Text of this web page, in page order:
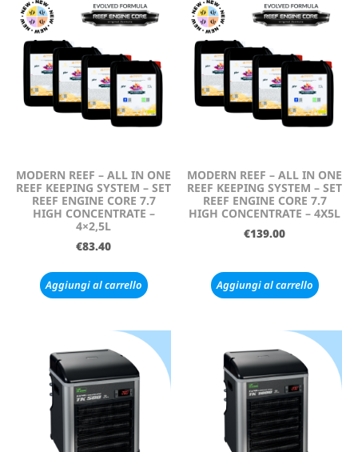
MODERN REEF – ALL IN ONE
REEF KEEPING SYSTEM – SET
REEF ENGINE CORE 7.7
HIGH CONCENTRATE –
4×2,5L
€83.40
Aggiungi al carrello
MODERN REEF – ALL IN ONE
REEF KEEPING SYSTEM – SET
REEF ENGINE CORE 7.7
HIGH CONCENTRATE – 4X5L
€139.00
Aggiungi al carrello